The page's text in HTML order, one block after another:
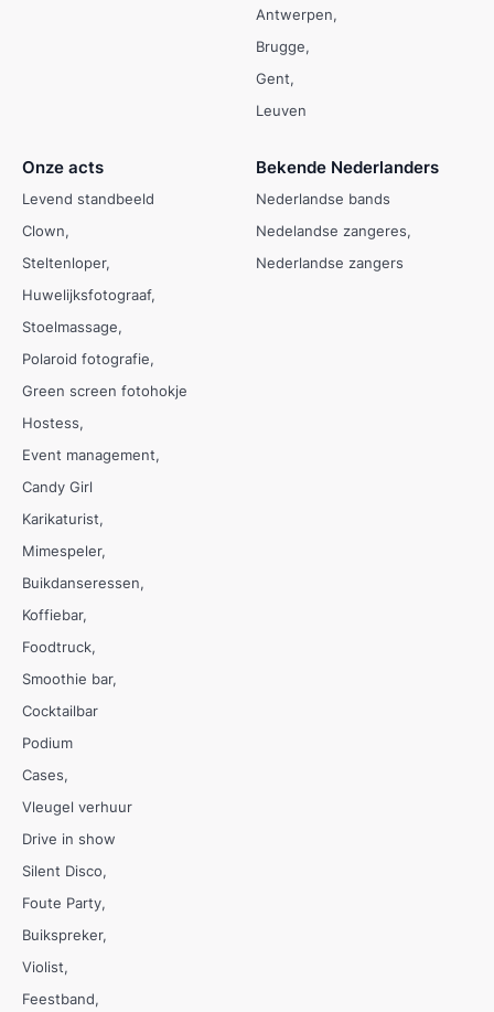
Antwerpen
Brugge
Gent
Leuven
Onze acts
Levend standbeeld
Clown
Steltenloper
Huwelijksfotograaf
Stoelmassage
Polaroid fotografie
Green screen fotohokje
Hostess
Event management
Candy Girl
Karikaturist
Mimespeler
Buikdanseressen
Koffiebar
Foodtruck
Smoothie bar
Cocktailbar
Podium
Cases
Vleugel verhuur
Drive in show
Silent Disco
Foute Party
Buikspreker
Violist
Feestband
Bekende Nederlanders
Nederlandse bands
Nedelandse zangeres
Nederlandse zangers